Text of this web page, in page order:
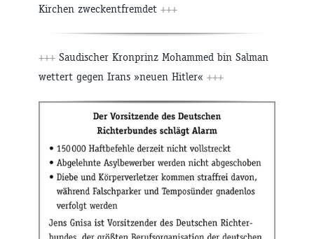
Kirchen zweckentfremdet +++
+++ Saudischer Kronprinz Mohammed bin Salman
wettert gegen Irans »neuen Hitler« +++